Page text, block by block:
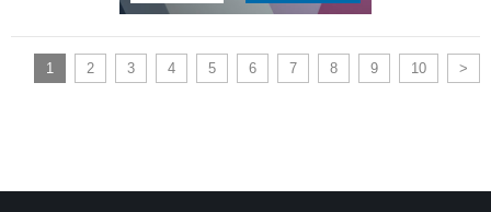
1 2 3 4 5 6 7 8 9 10 >